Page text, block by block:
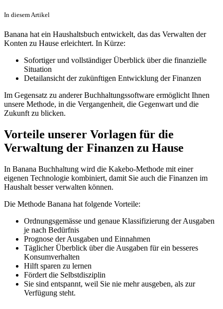
In diesem Artikel
Banana hat ein Haushaltsbuch entwickelt, das das Verwalten der
Konten zu Hause erleichtert. In Kürze:
Sofortiger und vollständiger Überblick über die finanzielle
Situation
Detailansicht der zukünftigen Entwicklung der Finanzen
Im Gegensatz zu anderer Buchhaltungssoftware ermöglicht Ihnen
unsere Methode, in die Vergangenheit, die Gegenwart und die
Zukunft zu blicken.
Vorteile unserer Vorlagen für die
Verwaltung der Finanzen zu Hause
In Banana Buchhaltung wird die Kakebo-Methode mit einer
eigenen Technologie kombiniert, damit Sie auch die Finanzen im
Haushalt besser verwalten können.
Die Methode Banana hat folgende Vorteile:
Ordnungsgemässe und genaue Klassifizierung der Ausgaben
je nach Bedürfnis
Prognose der Ausgaben und Einnahmen
Täglicher Überblick über die Ausgaben für ein besseres
Konsumverhalten
Hilft sparen zu lernen
Fördert die Selbstdisziplin
Sie sind entspannt, weil Sie nie mehr ausgeben, als zur
Verfügung steht.